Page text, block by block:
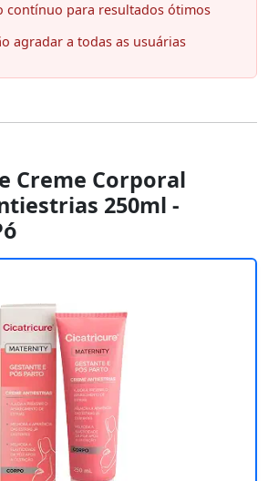
contínuo para resultados ótimos
agradar a todas as usuárias
Creme Corporal
250ml -